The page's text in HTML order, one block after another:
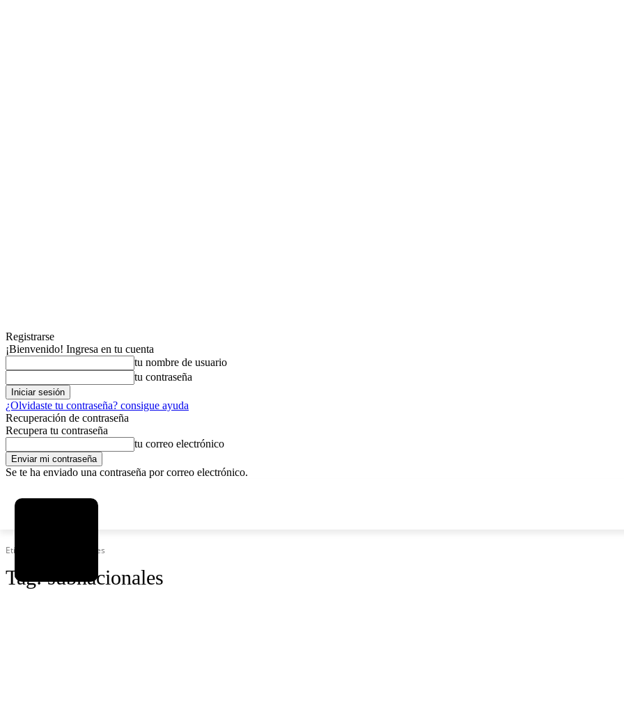
Registrarse
¡Bienvenido! Ingresa en tu cuenta
tu nombre de usuario
tu contraseña
¿Olvidaste tu contraseña? consigue ayuda
Recuperación de contraseña
Recupera tu contraseña
tu correo electrónico
Se te ha enviado una contraseña por correo electrónico.
Etiquetas Subnacionales
Tag:subnacionales